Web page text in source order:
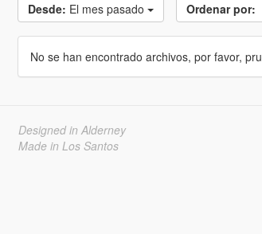
Desde: El mes pasado Ordenar por:
No se han encontrado archivos, por favor,
Designed in Alderney
Made in Los Santos